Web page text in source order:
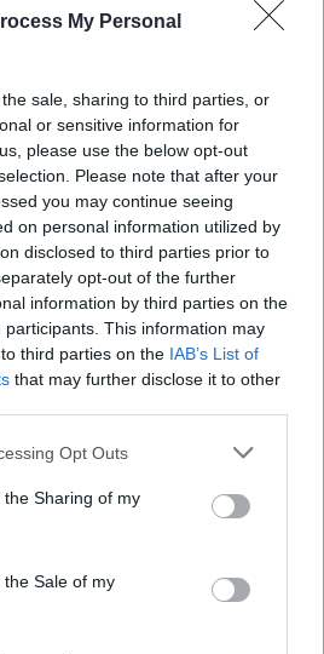
My Personal
sale, sharing to third parties, or
or sensitive information for
please use the below opt-out
Please note that after your
you may continue seeing
on personal information utilized by
disclosed to third parties prior to
opt-out of the further
information by third parties on the
participants. This information may
third parties on the IAB’s List of
that may further disclose it to other
app uses one or more Google
usage behaviour. You may click to
Google and its third-party tags to
purposes in below Google
Opt Outs
Sharing of my
Sale of my
εδώ
50 /50
2000 /2000
σχολίου
από reCAPTCHA, ισχύουν
Χρήσηςτης Google.
στο